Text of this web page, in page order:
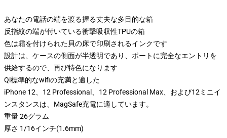
あなたの電話の端を渡る握る丈夫な多目的な箱
反指紋の端が付いている衝撃吸収性TPUの箱
色は霜を付けられた貝の床で印刷されるインクです
設計は、ケースの側面が半透明であり、ポートに完全なエントリを
供給するので、再び特色になります
Qi標準的なwifiの充満と適した
iPhone 12、12 Professional、12 Professional Max、および12ミニイ
ンスタンスは、MagSafe充電に適しています。
重量 26グラム
厚さ 1/16インチ(1.6mm)